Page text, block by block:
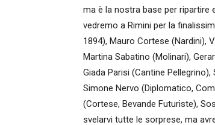
ma è la nostra base per ripartire
vedremo a Rimini per la
1894), Mauro Cortese (Nardini),
Martina Sabatino (Molinari),
Giada Parisi (Cantine
Simone Nervo (Diplomatico,
(Cortese, Bevande Futuriste),
svelarvi tutte le sorprese, ma